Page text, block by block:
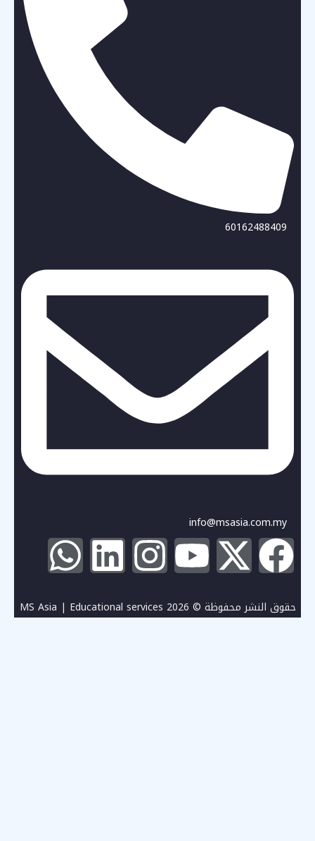
60162488409
info@msasia.com.my
حقوق النشر محفوظة © 2026 MS Asia | Educational services
in Malaysia